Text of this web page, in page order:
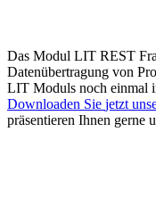
Das Modul LIT REST
Datenübertragung von
LIT Moduls noch einmal
Downloaden Sie jetzt
präsentieren Ihnen gerne